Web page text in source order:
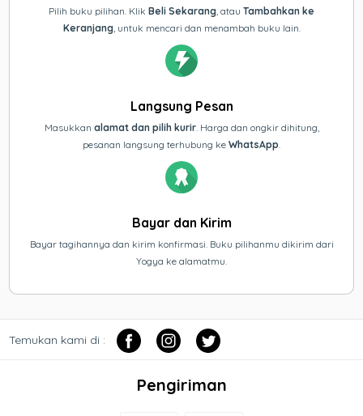
Pilih buku pilihan. Klik Beli Sekarang, atau Tambahkan ke
Keranjang, untuk mencari dan menambah buku lain.
Langsung Pesan
Masukkan alamat dan pilih kurir. Harga dan ongkir dihitung,
pesanan langsung terhubung ke WhatsApp.
Bayar dan Kirim
Bayar tagihannya dan kirim konfirmasi. Buku pilihanmu dikirim dari
Yogya ke alamatmu.
Temukan kami di :
Pengiriman